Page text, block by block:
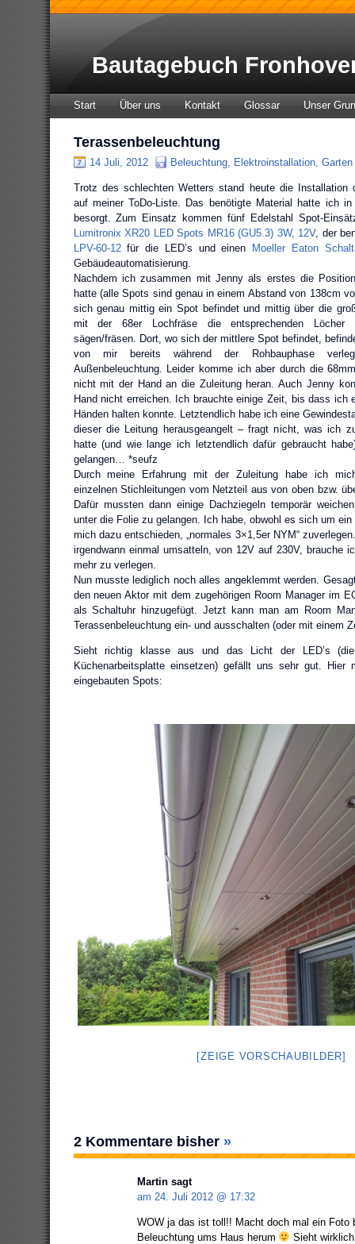
Bautagebuch
Start Über uns Kontakt Glossar Unser
Terassenbeleuchtung
14 Juli, 2012 Beleuchtung, Elektroinstallation, Garten
Trotz des schlechten Wetters stand heute die Installation
auf meiner ToDo-Liste. Das benötigte Material hatte ich
besorgt. Zum Einsatz kommen fünf Edelstahl Spot-
Lumitronix XR20 LED Spots MR16 (GU5.3) 3W, 12V, der
LPV-60-12für die LED’s und einen
Moeller Eaton
Gebäudeautomatisierung.
Nachdem ich zusammen mit Jenny als erstes die
hatte (alle Spots sind genau in einem Abstand von 138cm
sich genau mittig ein Spot befindet und mittig über die
mit der 68er Lochfräse die entsprechenden Löcher
sägen/fräsen. Dort, wo sich der mittlere Spot befindet,
von mir bereits während der Rohbauphase
Außenbeleuchtung. Leider komme ich aber durch die
nicht mit der Hand an die Zuleitung heran. Auch Jenny
Hand nicht erreichen. Ich brauchte einige Zeit, bis dass ich
Händen halten konnte. Letztendlich habe ich eine
dieser die Leitung herausgeangelt – fragt nicht, was ich
hatte (und wie lange ich letztendlich dafür gebraucht
gelangen… *seufz
Durch meine Erfahrung mit der Zuleitung habe ich
einzelnen Stichleitungen vom Netzteil aus von oben bzw.
Dafür mussten dann einige Dachziegeln temporär
unter die Folie zu gelangen. Ich habe, obwohl es sich um
mich dazu entschieden, „normales 3×1,5er NYM“
irgendwann einmal umsatteln, von 12V auf 230V, brauche
mehr zu verlegen.
Nun musste lediglich noch alles angeklemmt werden.
den neuen Aktor mit dem zugehörigen Room Manager im
als Schaltuhr hinzugefügt. Jetzt kann man am Room
Terassenbeleuchtung ein- und ausschalten (oder mit einem
Sieht richtig klasse aus und das Licht der LED’s
Küchenarbeitsplatte einsetzen) gefällt uns sehr gut. Hier
eingebauten Spots:
[ZEIGE VORSCHAUBILDER]
2 Kommentare bisher »
Martinsagt
am 24. Juli 2012 @ 17:32
WOW ja das ist toll!! Macht doch mal ein Foto
Beleuchtung ums Haus herum
Sieht